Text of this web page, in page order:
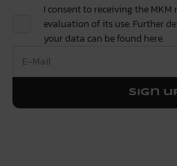
I consent to receiving the
evaluation of its use. Further
your data can be found here.
Sign